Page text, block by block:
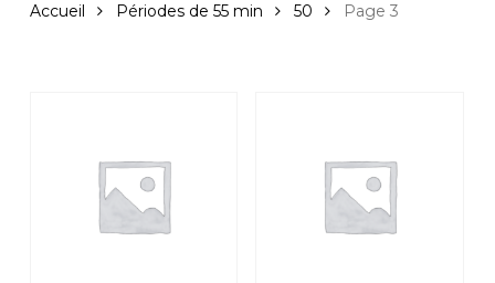
Accueil Périodes de 55 min 50 Page 3